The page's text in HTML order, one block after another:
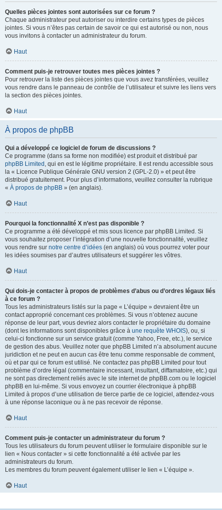
Quelles pièces jointes sont autorisées sur ce forum ?
Chaque administrateur peut autoriser ou interdire certains types de pièces
jointes. Si vous n’êtes pas certain de savoir ce qui est autorisé ou non, nous
vous invitons à contacter un administrateur du forum.
Haut
Comment puis-je retrouver toutes mes pièces jointes ?
Pour retrouver la liste des pièces jointes que vous avez transférées, veuillez
vous rendre dans le panneau de contrôle de l’utilisateur et suivre les liens vers
la section des pièces jointes.
Haut
À propos de phpBB
Qui a développé ce logiciel de forum de discussions ?
Ce programme (dans sa forme non modifiée) est produit et distribué par
phpBB Limited , qui en est le légitime propriétaire. Il est rendu accessible sous
la « Licence Publique Générale GNU version 2 (GPL-2.0) » et peut être
distribué gratuitement. Pour plus d’informations, veuillez consulter la rubrique
« À propos de phpBB » (en anglais).
Haut
Pourquoi la fonctionnalité X n’est pas disponible ?
Ce programme a été développé et mis sous licence par phpBB Limited. Si
vous souhaitez proposer l’intégration d’une nouvelle fonctionnalité, veuillez
vous rendre sur notre centre d’idées (en anglais) où vous pourrez voter pour
les idées soumises par d’autres utilisateurs et suggérer les vôtres.
Haut
Qui dois-je contacter à propos de problèmes d’abus ou d’ordres légaux liés
à ce forum ?
Tous les administrateurs listés sur la page « L’équipe » devraient être un
contact approprié concernant ces problèmes. Si vous n’obtenez aucune
réponse de leur part, vous devriez alors contacter le propriétaire du domaine
(dont les informations sont disponibles grâce à une requête WHOIS), ou, si
celui-ci fonctionne sur un service gratuit (comme Yahoo, Free, etc.), le service
de gestion des abus. Veuillez noter que phpBB Limited n’a absolument aucune
juridiction et ne peut en aucun cas être tenu comme responsable de comment,
où et par qui ce forum est utilisé. Ne contactez pas phpBB Limited pour tout
problème d’ordre légal (commentaire incessant, insultant, diffamatoire, etc.) qui
ne sont pas directement reliés avec le site internet de phpBB.com ou le logiciel
phpBB en lui-même. Si vous envoyez un courrier électronique à phpBB
Limited à propos d’une utilisation de tierce partie de ce logiciel, attendez-vous
à une réponse laconique ou à ne pas recevoir de réponse.
Haut
Comment puis-je contacter un administrateur du forum ?
Tous les utilisateurs du forum peuvent utiliser le formulaire disponible sur le
lien « Nous contacter » si cette fonctionnalité a été activée par les
administrateurs du forum.
Les membres du forum peuvent également utiliser le lien « L’équipe ».
Haut